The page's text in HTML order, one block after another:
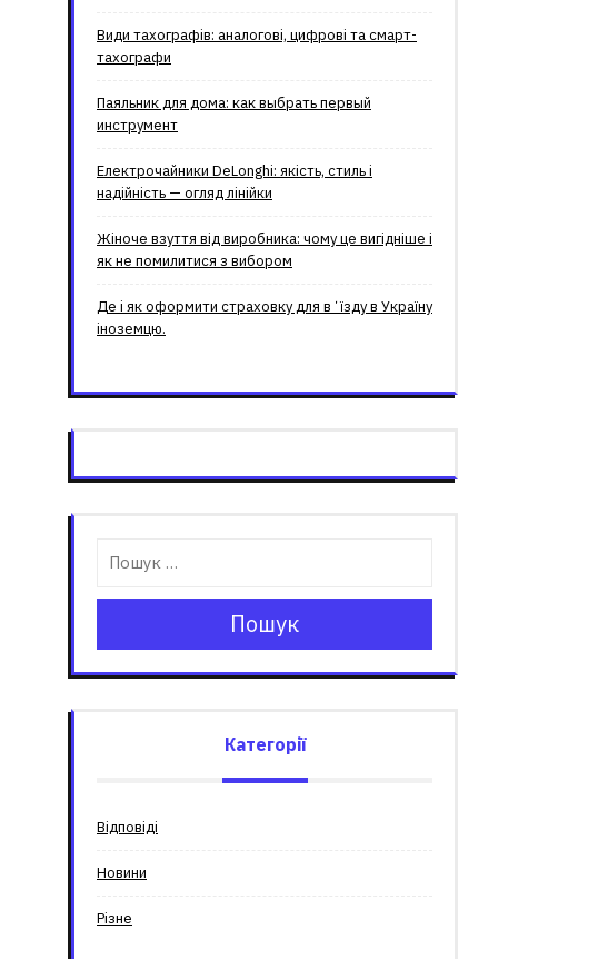
Види тахографів: аналогові, цифрові та смарт-
тахографи
Паяльник для дома: как выбрать первый
инструмент
Електрочайники DeLonghi: якість, стиль і
надійність — огляд лінійки
Жіноче взуття від виробника: чому це вигідніше і
як не помилитися з вибором
Де і як оформити страховку для вʼїзду в Україну
іноземцю.
Пошук
Категорії
Відповіді
Новини
Різне